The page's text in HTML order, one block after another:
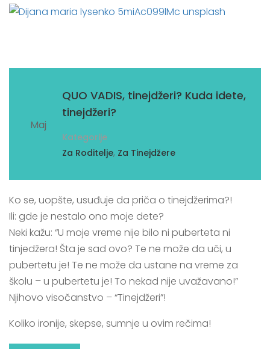
Maj
QUO VADIS, tinejdžeri? Kuda idete,
tinejdžeri?
Kategorije
Za Roditelje, Za Tinejdžere
Ko se, uopšte, usuđuje da priča o tinejdžerima?!
Ili: gde je nestalo ono moje dete?
Neki kažu: “U moje vreme nije bilo ni puberteta ni
tinjedžera! Šta je sad ovo? Te ne može da uči, u
pubertetu je! Te ne može da ustane na vreme za
školu – u pubertetu je! To nekad nije uvažavano!”
Njihovo visočanstvo – “Tinejdžeri”!
Koliko ironije, skepse, sumnje u ovim rečima!